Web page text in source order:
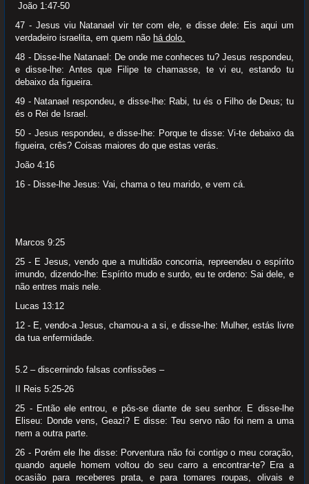
João 1:47-50
47 - Jesus viu Natanael vir ter com ele, e disse dele: Eis aqui um
verdadeiro israelita, em quem não há dolo.
48 - Disse-lhe Natanael: De onde me conheces tu? Jesus respondeu,
e disse-lhe: Antes que Filipe te chamasse, te vi eu, estando tu
debaixo da figueira.
49 - Natanael respondeu, e disse-lhe: Rabi, tu és o Filho de Deus; tu
és o Rei de Israel.
50 - Jesus respondeu, e disse-lhe: Porque te disse: Vi-te debaixo da
figueira, crês? Coisas maiores do que estas verás.
João 4:16
16 - Disse-lhe Jesus: Vai, chama o teu marido, e vem cá.
Marcos 9:25
25 - E Jesus, vendo que a multidão concorria, repreendeu o espírito
imundo, dizendo-lhe: Espírito mudo e surdo, eu te ordeno: Sai dele, e
não entres mais nele.
Lucas 13:12
12 - E, vendo-a Jesus, chamou-a a si, e disse-lhe: Mulher, estás livre
da tua enfermidade.
5.2 – discernindo falsas confissões –
II Reis 5:25-26
25 - Então ele entrou, e pôs-se diante de seu senhor. E disse-lhe
Eliseu: Donde vens, Geazi? E disse: Teu servo não foi nem a uma
nem a outra parte.
26 - Porém ele lhe disse: Porventura não foi contigo o meu coração,
quando aquele homem voltou do seu carro a encontrar-te? Era a
ocasião para receberes prata, e para tomares roupas, olivais e